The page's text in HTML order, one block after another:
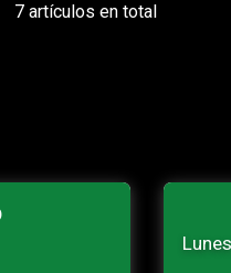
7 artículos en total